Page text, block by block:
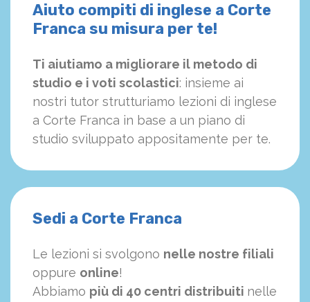
Aiuto compiti di inglese a Corte
Franca su misura per te!
Ti aiutiamo a migliorare il metodo di
studio e i voti scolastici: insieme ai
nostri tutor strutturiamo lezioni di inglese
a Corte Franca in base a un piano di
studio sviluppato appositamente per te.
Sedi a Corte Franca
Le lezioni si svolgono nelle nostre filiali
oppure online!
Abbiamo più di 40 centri distribuiti nelle